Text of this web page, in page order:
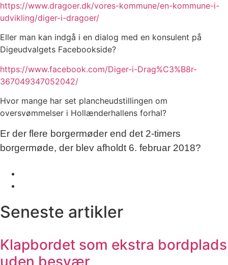
https://www.dragoer.dk/vores-kommune/en-kommune-i-
udvikling/diger-i-dragoer/
Eller man kan indgå i en dialog med en konsulent på
Digeudvalgets Facebookside?
https://www.facebook.com/Diger-i-Drag%C3%B8r-
367049347052042/
Hvor mange har set plancheudstillingen om
oversvømmelser i Hollænderhallens forhal?
Er der flere borgermøder end det 2-timers
borgermøde, der blev afholdt 6. februar 2018?
Seneste artikler
Klapbordet som ekstra bordplads
uden besvær